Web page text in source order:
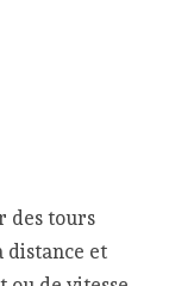
des tours
distance et